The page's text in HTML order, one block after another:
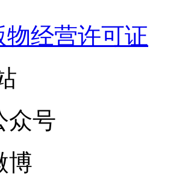
物经营许可证
众号
博